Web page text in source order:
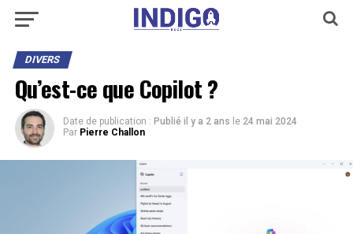
DIVERS
Qu’est-ce que Copilot ?
Date de publication : Publié il y a 2 ans le 24 mai 2024
Par Pierre Challon